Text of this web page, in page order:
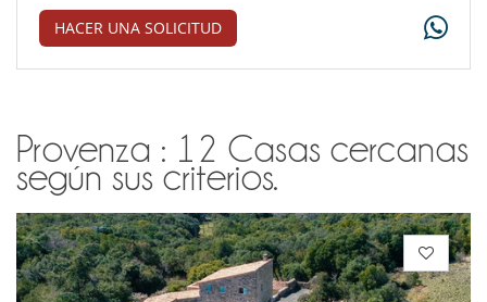
HACER UNA SOLICITUD
Provenza : 12 Casas cercanas
según sus criterios.